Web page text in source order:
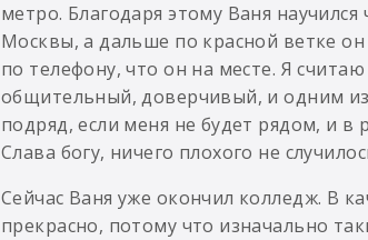
метро. Благодаря этому Ваня
Москвы, а дальше по красной ветке
по телефону, что он на месте. Я
общительный, доверчивый, и одним
подряд, если меня не будет рядом, и
Слава богу, ничего плохого не
Сейчас Ваня уже окончил колледж. В
прекрасно, потому что изначально